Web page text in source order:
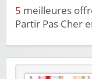
5 meilleures
Partir Pas Cher